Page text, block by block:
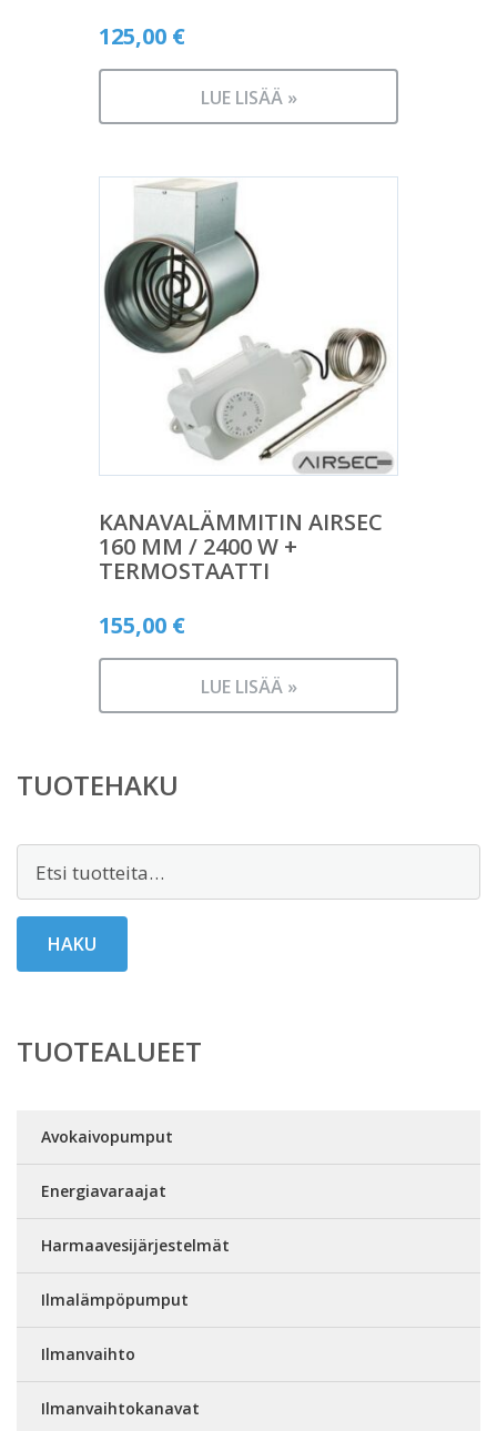
125,00 €
LUE LISÄÄ »
KANAVALÄMMITIN AIRSEC
160 MM / 2400 W +
TERMOSTAATTI
155,00 €
LUE LISÄÄ »
TUOTEHAKU
Etsi:
HAKU
TUOTEALUEET
Avokaivopumput
Energiavaraajat
Harmaavesijärjestelmät
Ilmalämpöpumput
Ilmanvaihto
Ilmanvaihtokanavat